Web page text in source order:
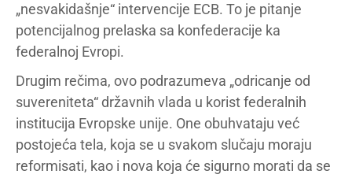
„nesvakidašnje“ intervencije ECB. To je pitanje
potencijalnog prelaska sa konfederacije ka
federalnoj Evropi.
Drugim rečima, ovo podrazumeva „odricanje od
suvereniteta“ državnih vlada u korist federalnih
institucija Evropske unije. One obuhvataju već
postojeća tela, koja se u svakom slučaju moraju
reformisati, kao i nova koja će sigurno morati da se